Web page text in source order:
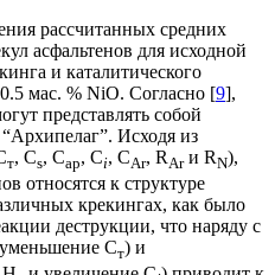
рассчитанных средних
асфальтенов для исходной
и каталитического
мас. % NiO. Согласно [9],
представлять собой
Исходя из
т, Cs, Cap, Ci, CAr, RArи RN),
относятся к структуре
крекингах, как было
деструкции, что наряду с
Ст) и